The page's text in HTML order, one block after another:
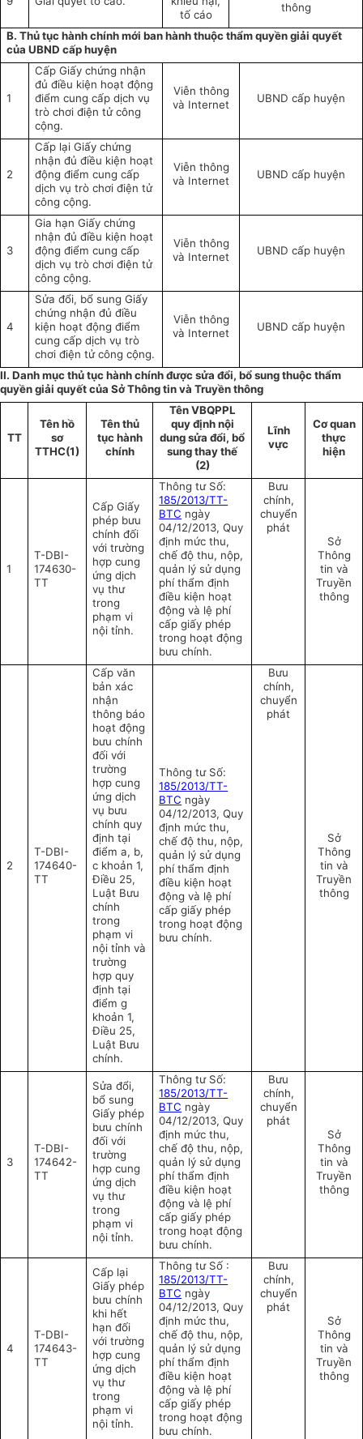
tố cáo
thông
B. Thủ tục hành chính mới ban hành thuộc thẩm quyền giải quyết
của UBND cấp huyện
1
Cấp Giấy chứng nhận
đủ điều kiện hoạt động
điểm cung cấp dịch vụ
trò chơi điện tử công
cộng.
Viễn thông
và Internet
UBND cấp huyện
2
Cấp lại Giấy chứng
nhận đủ điều kiện hoạt
động điểm cung cấp
dịch vụ trò chơi điện tử
công cộng.
Viễn thông
và Internet
UBND cấp huyện
3
Gia hạn Giấy chứng
nhận đủ điều kiện hoạt
động điểm cung cấp
dịch vụ trò chơi điện tử
công cộng.
Viễn thông
và Internet
UBND cấp huyện
4
Sửa đổi, bổ sung Giấy
chứng nhận đủ điều
kiện hoạt động điểm
cung cấp dịch vụ trò
chơi điện tử công cộng.
Viễn thông
và Internet
UBND cấp huyện
II. Danh mục thủ tục hành chính được sửa đổi, bổ sung thuộc thẩm
quyền giải quyết của Sở Thông tin và Truyền thông
TT
Tên hồ
sơ
TTHC(1)
Tên thủ
tục hành
chính
Tên VBQPPL
quy định nội
dung sửa đổi, bổ
sung thay thế
(2)
Lĩnh
vực
Cơ quan
thực
hiện
1
T-DBI-
174630-
TT
Cấp Giấy
phép bưu
chính đối
với trường
hợp cung
ứng dịch
vụ thư
trong
phạm vi
nội tỉnh.
Thông tư Số:
185/2013/TT-
BTC ngày
04/12/2013, Quy
định mức thu,
chế độ thu, nộp,
quản lý sử dụng
phí thẩm định
điều kiện hoạt
động và lệ phí
cấp giấy phép
trong hoạt động
bưu chính.
Bưu
chính,
chuyển
phát
Sở
Thông
tin và
Truyền
thông
2
T-DBI-
174640-
TT
Cấp văn
bản xác
nhận
thông báo
hoạt động
bưu chính
đối với
trường
hợp cung
ứng dịch
vụ bưu
chính quy
định tại
điểm a, b,
c khoản 1,
Điều 25,
Luật Bưu
chính
trong
phạm vi
nội tỉnh và
trường
hợp quy
định tại
điểm g
khoản 1,
Điều 25,
Luật Bưu
chính.
Thông tư Số:
185/2013/TT-
BTC ngày
04/12/2013, Quy
định mức thu,
chế độ thu, nộp,
quản lý sử dụng
phí thẩm định
điều kiện hoạt
động và lệ phí
cấp giấy phép
trong hoạt động
bưu chính.
Bưu
chính,
chuyển
phát
Sở
Thông
tin và
Truyền
thông
3
T-DBI-
174642-
TT
Sửa đổi,
bổ sung
Giấy phép
bưu chính
đối với
trường
hợp cung
ứng dịch
vụ thư
trong
phạm vi
nội tỉnh.
Thông tư Số:
185/2013/TT-
BTC ngày
04/12/2013, Quy
định mức thu,
chế độ thu, nộp,
quản lý sử dụng
phí thẩm định
điều kiện hoạt
động và lệ phí
cấp giấy phép
trong hoạt động
bưu chính.
Bưu
chính,
chuyển
phát
Sở
Thông
tin và
Truyền
thông
4
T-DBI-
174643-
TT
Cấp lại
Giấy phép
bưu chính
khi hết
hạn đối
với trường
hợp cung
ứng dịch
vụ thư
trong
phạm vi
nội tỉnh.
Thông tư Số :
185/2013/TT-
BTC ngày
04/12/2013, Quy
định mức thu,
chế độ thu, nộp,
quản lý sử dụng
phí thẩm định
điều kiện hoạt
động và lệ phí
cấp giấy phép
trong hoạt động
bưu chính.
Bưu
chính,
chuyển
phát
Sở
Thông
tin và
Truyền
thông